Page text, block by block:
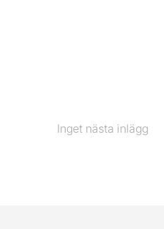
Nästa
Inget nästa inlägg